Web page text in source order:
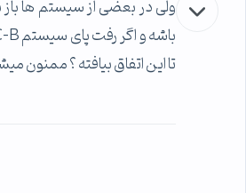
تا این اتفاق بیافته ؟ ممنون